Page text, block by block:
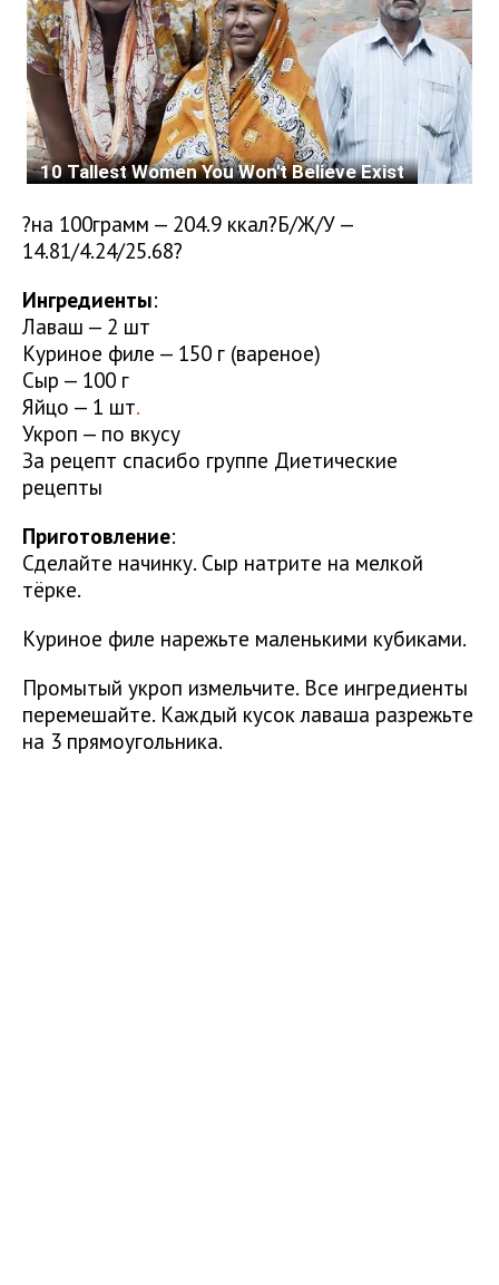
?на 100грамм — 204.9 ккал?Б/Ж/У —
14.81/4.24/25.68?
Ингредиенты:
Лаваш — 2 шт
Куриное филе — 150 г (вареное)
Сыр — 100 г
Яйцо — 1 шт.
Укроп — по вкусу
За рецепт спасибо группе Диетические
рецепты
Приготовление:
Сделайте начинку. Сыр натрите на мелкой
тёрке.
Куриное филе нарежьте маленькими кубиками.
Промытый укроп измельчите. Все ингредиенты
перемешайте. Каждый кусок лаваша разрежьте
на 3 прямоугольника.